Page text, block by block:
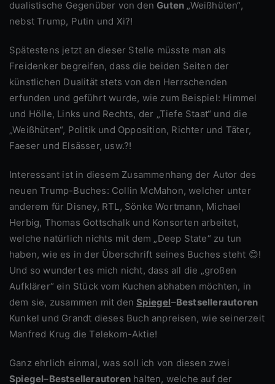
dualistische Gegenüber von den Guten „Weißhüten“,
nebst Trump, Putin und Xi?!
Spätestens jetzt an dieser Stelle müsste man als
Freidenker begreifen, dass die beiden Seiten der
künstlichen Dualität stets von den Herrschenden
erfunden und geführt wurde, wie zum Beispiel: Himmel
und Hölle, Links und Rechts, der „Tiefe Staat“ und die
„Weißhüten“, Politik und Opposition, Richter und Täter,
Faeser und Elsässer, usw.?!
Interessant ist in diesem Zusammenhang der Autor des
neuen Trump-Buches: Collin McMahon, welcher unter
anderem für Disney, RTL, Sönke Wortmann, Michael
Herbig, Thomas Gottschalk und Konsorten arbeitet,
welche natürlich nichts mit dem „Deep State“ zu tun
haben, wie es in der Überschrift seines Buches steht 😊!
Und so wundert es mich nicht, dass all die „großen
Aufklärer“ ein Stück vom Kuchen abhaben möchten, in
dem sie, zusammen mit den Spiegel–Bestsellerautoren
Kunkel und Grandt dieses Buch anpreisen, wie seinerzeit
Manfred Krug die Telekom-Aktie!
Ganz ehrlich einmal, was soll ich von diesen zwei
Spiegel–Bestsellerautoren halten, welche auf der